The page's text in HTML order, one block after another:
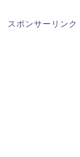
スポンサーリンク